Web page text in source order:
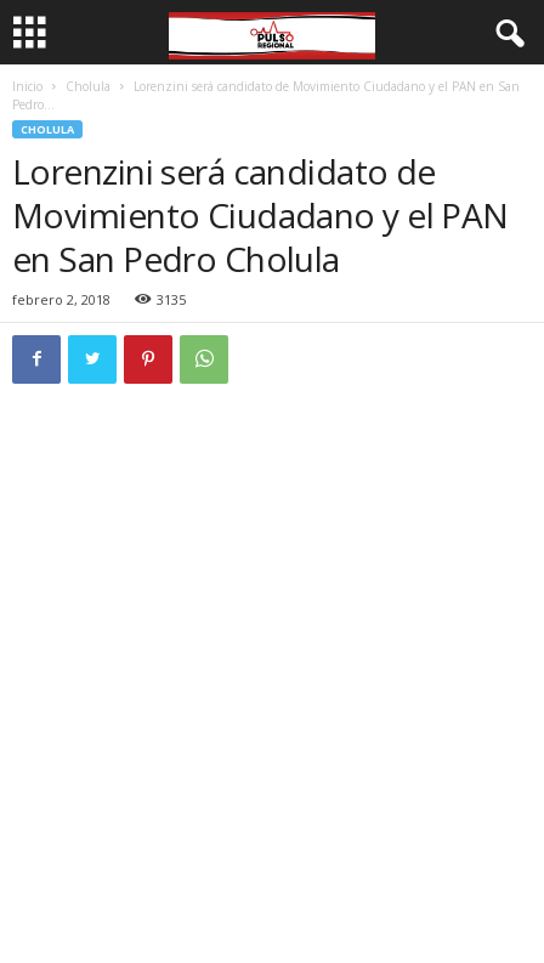
Inicio Cholula
Lorenzini será candidato de Movimiento Ciudadano y el PAN en San
Pedro...
CHOLULA
Lorenzini será candidato de
Movimiento Ciudadano y el PAN
en San Pedro Cholula
febrero 2, 2018 3135